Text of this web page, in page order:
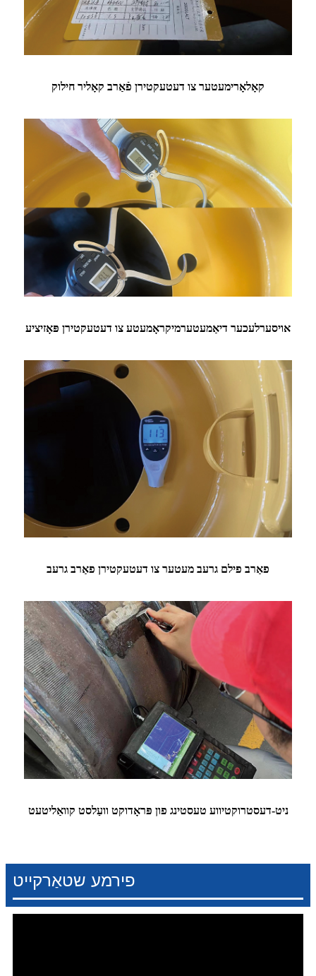
קאָלאָרימעטער צו דעטעקטירן פֿאַרב קאָליר חילוק
אויסערלעכער דיאַמעטערמיקראָמעטע צו דעטעקטירן פּאָזיציע
פאַרב פילם גרעב מעטער צו דעטעקטירן פאַרב גרעב
ניט-דעסטרוקטיווע טעסטינג פון פּראָדוקט וועַלסט קוואַליטעט
פירמע שטאַרקייט